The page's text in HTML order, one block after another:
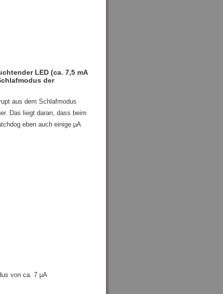
LED (ca. 7,5 mA
der
aus dem Schlafmodus
Das liegt daran, dass beim
eben auch einige µA
von ca. 7 µA